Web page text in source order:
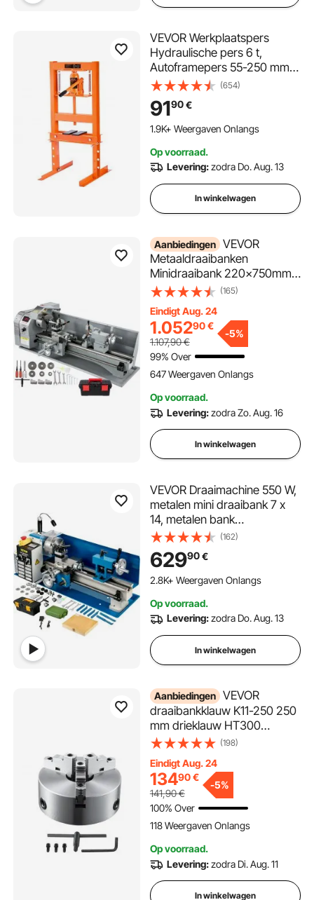
VEVOR Werkplaatspers
Hydraulische pers 6 t,
Autoframepers 55-250 mm,
110 mm hefhoogte
Handmatige lagerpers
Werkplaatspers van
koolstofstaal voor
kogelgewrichten,
kruiskoppelingen etc.
(654)
9190€
1.9K+ Weergaven Onlangs
Op voorraad.
Levering:zodra Do. Aug. 13
In winkelwagen
Aanbiedingen VEVOR
Metaaldraaibanken
Minidraaibank 220x750mm
Draaibank Metaal 1100 W Mini
metaalbewerking Draaibank
Metaal Nauwkeurig
Eenvoudig te gebruiken
(165)
Eindigt Aug. 24
1.05290€
1.107,90€
-5%
99% Over
647 Weergaven Onlangs
Op voorraad.
Levering:zodra Zo. Aug. 16
In winkelwagen
VEVOR Draaimachine 550 W,
metalen mini draaibank 7 x
14, metalen bank
draaimachine max. 2500
omw/min, metalen mini
draaimachine,
tafeldraaimachine,
draaibank metaal, acces
(162)
62990€
2.8K+ Weergaven Onlangs
Op voorraad.
Levering:zodra Do. Aug. 13
In winkelwagen
Aanbiedingen VEVOR
draaibankklauw K11-250 250
mm drieklauw HT300
materiaal 3-klauw Klembereik
53HRC φ80 mm boring
draaibankklauw
zelfcentrerend
(198)
Eindigt Aug. 24
13490€
141,90€
-5%
100% Over
118 Weergaven Onlangs
Op voorraad.
Levering:zodra Di. Aug. 11
In winkelwagen